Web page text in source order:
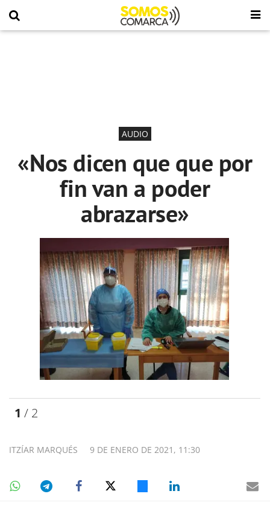
AUDIO
«Nos dicen que que por
fin van a poder
abrazarse»
1 / 2
9 DE ENERO DE 2021, 11:30
ITZÍAR MARQUÉS